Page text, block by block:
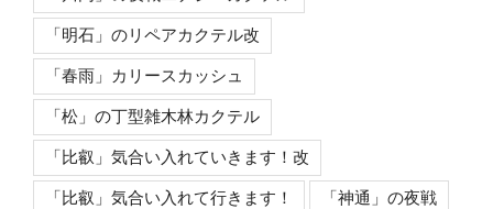
「明石」のリペアカクテル改
「春雨」カリースカッシュ
「松」の丁型雑木林カクテル
「比叡」気合い入れていきます！改
「比叡」気合い入れて行きます！ 「神通」の夜戦